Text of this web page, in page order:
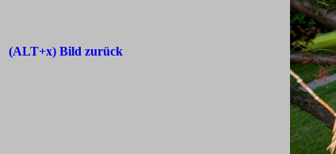
(ALT+x) Bild zurück